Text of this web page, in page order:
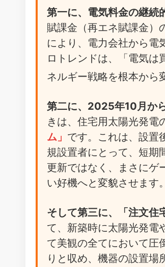
第一に、電気料金の継続
賦課金（再エネ賦課金）
により、電力会社から電
ロトレンドは、「電気は
ネルギー戦略を根本から
第二に、2025年10月か
きは、住宅用太陽光発電
ム」 です。これは、設置
規設置者にとって、短期
更新ではなく、まさにゲ
い好機へと変貌させます。
そして第三に、「注文住
て、新築時に太陽光発電
て美観の全てにおいて圧
りと収め、機器の設置場